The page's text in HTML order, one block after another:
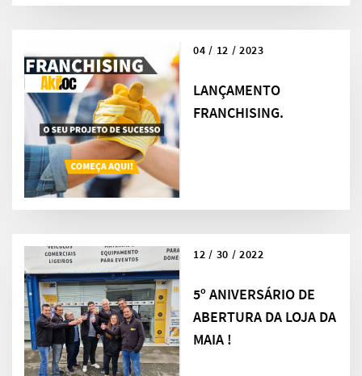
04 / 12 / 2023
LANÇAMENTO
FRANCHISING.
12 / 30 / 2022
5º ANIVERSÁRIO DE
ABERTURA DA LOJA DA
MAIA !